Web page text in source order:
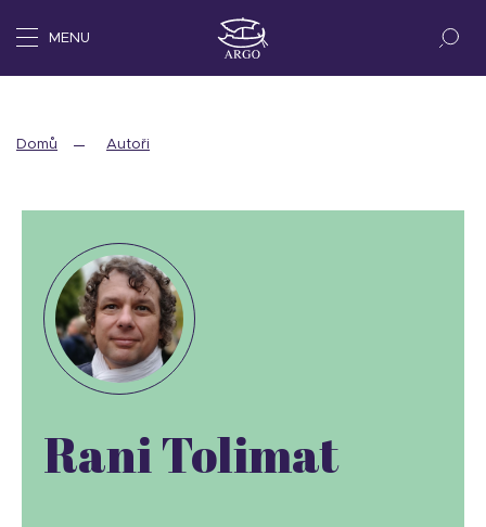
MENU
Domů Autoři
Rani Tolimat